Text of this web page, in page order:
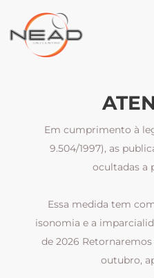
Em cumprimento à
9.504/1997), as
ocultadas a
Essa medida tem
isonomia e a
de 2026
outubro,